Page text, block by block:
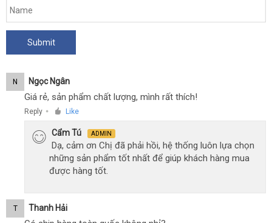
N Ngọc Ngân
Giá rẻ, sản phẩm chất lượng, mình rất thích!
Reply ● Like
Cẩm Tú ADMIN
Dạ, cảm ơn Chị đã phải hồi, hệ thống luôn lựa chọn
những sản phẩm tốt nhất để giúp khách hàng mua
được hàng tốt.
T Thanh Hải